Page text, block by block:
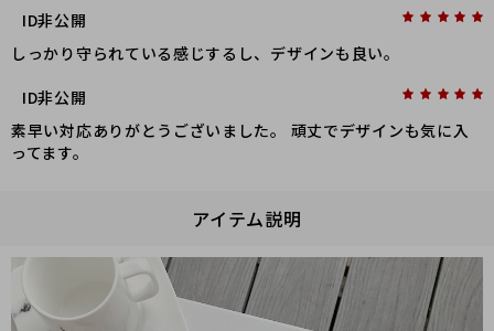
ID非公開
しっかり守られている感じするし、デザインも良い｡
ID非公開
素早い対応ありがとうございました。 頑丈でデザインも気に入
ってます。
アイテム説明